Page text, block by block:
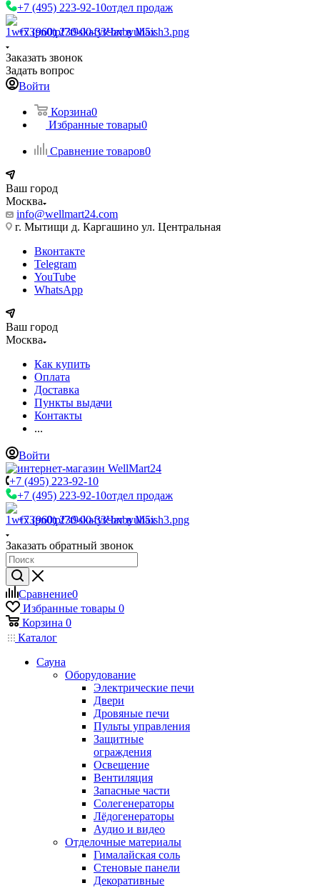
+7 (495) 223-92-10отдел продаж
+7 (960) 230-00-33Чат в Max
Заказать звонок
Задать вопрос
Войти
Корзина0
Избранные товары0
Сравнение товаров0
Ваш город
Москва
info@wellmart24.com
г. Мытищи д. Каргашино ул. Центральная
Вконтакте
Telegram
YouTube
WhatsApp
Ваш город
Москва
Как купить
Оплата
Доставка
Пункты выдачи
Контакты
...
Войти
+7 (495) 223-92-10
+7 (495) 223-92-10отдел продаж
+7 (960) 230-00-33Чат в Max
Заказать обратный звонок
Сравнение0
Избранные товары 0
Корзина 0
Каталог
Сауна
Оборудование
Электрические печи
Двери
Дровяные печи
Пульты управления
Защитные
ограждения
Освещение
Вентиляция
Запасные части
Солегенераторы
Лёдогенераторы
Аудио и видео
Отделочные материалы
Гималайская соль
Стеновые панели
Декоративные